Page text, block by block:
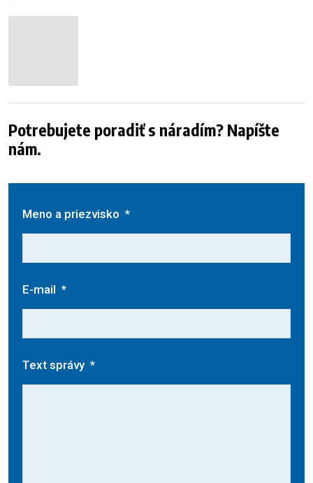
Potrebujete poradiť s náradím? Napíšte
nám.
Meno a priezvisko *
E-mail *
Text správy *